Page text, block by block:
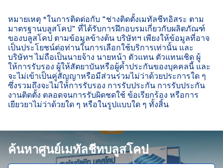
หมายเหตุ *ในการติดต่อกับ “ช่างติดตั้งเมทัลชีทอิสระ ตาม
มาตรฐานบลูสโคป” ที่ได้รับการฝึกอบรมเกี่ยวกับผลิตภัณฑ์
ของบลูสโคป ตามข้อมูลข้างต้น บริษัทฯ เพียงให้ข้อมูลที่อาจ
เป็นประโยชน์ต่อท่านในการเลือกใช้บริการเท่านั้น และ
บริษัทฯ ไม่ถือเป็นนายจ้าง นายหน้า ตัวแทน ตัวแทนเชิด ผู้
ให้การรับรอง ผู้ให้สัตยาบันหรือผู้ค้ำประกันของบุคคลนี้ และ
จะไม่เข้าเป็นคู่สัญญาหรือมีส่วนร่วมไม่ว่าด้วยประการใด ๆ
ซึ่งรวมถึงจะไม่ให้การรับรอง การรับประกัน การรับประกัน
งานติดตั้ง ตลอดจนการรับผิดชดใช้ ข้อเรียกร้อง หรือการ
เยียวยาไม่ว่าด้วยใด ๆ หรือในรูปแบบใด ๆ ทั้งสิ้น
ค้นหาศูนย์เมทัลชีทบลูสโคป